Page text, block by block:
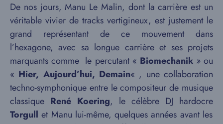
De nos jours, Manu Le Malin, dont la carrière est un
véritable vivier de tracks vertigineux, est justement le
grand représentant de ce mouvement dans
l’hexagone, avec sa longue carrière et ses projets
marquants comme le percutant « Biomechanik» ou
« Hier, Aujourd’hui, Demain« , une collaboration
techno-symphonique entre le compositeur de musique
classique René Koering, le célèbre DJ hardocre
Torgull et Manu lui-même, quelques années avant les